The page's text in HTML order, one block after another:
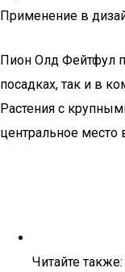
Применение в
Пион Олд Фейтфул
посадках, так и в
Растения с
центральное место
Читайте также: